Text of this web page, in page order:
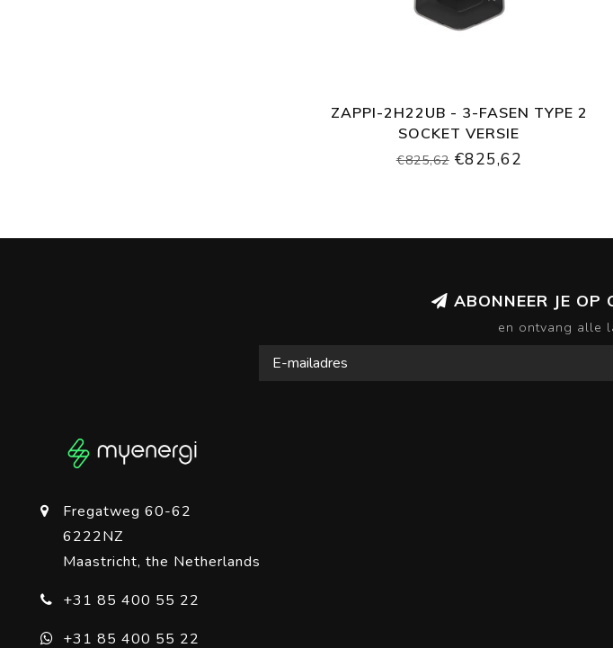
ZAPPI-2H22UB - 3-FASEN TYPE 2
SOCKET VERSIE
€825,62€825,62
ABONNEER JE OP
en ontvang alle
Fregatweg 60-62
6222NZ
Maastricht, the Netherlands
+31 85 400 55 22
+31 85 400 55 22